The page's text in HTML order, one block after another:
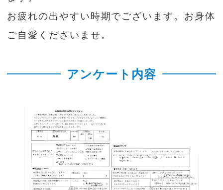
お疲れの出やすい時期でございます。お身体
ご自愛くださいませ。
アンケート内容